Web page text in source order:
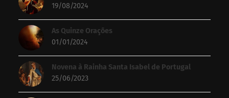
19/08/2024
As Quinze Orações
01/01/2024
Novena à Rainha Santa Isabel de Portugal
25/06/2023